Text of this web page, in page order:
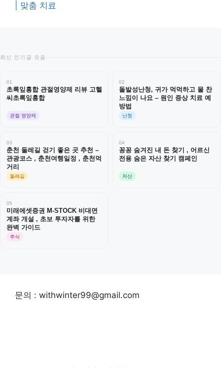
| 맞춤 치료
최신 인기글 모음
01
초록잎홍합 관절영양제 리뷰 고헬
씨초록잎홍합
관절 영양제
02
돌발성난청, 귀가 먹먹하고 물 찬
느낌이 나요 – 원인 증상 치료 예
방법
난청
03
춘천 둘레길 걷기 좋은 곳 추천 –
관광코스 , 춘천여행일정 , 춘천먹
거리
둘레길
04
꽁꽁 숨겨진 내 돈 찾기 , 어르신
전용 숨은 자산 찾기 캠페인
자산
05
미래에셋증권 M-STOCK 비대면
계좌 개설 , 초보 투자자를 위한
완벽 가이드
주식
문의 : withwinter99@gmail.com